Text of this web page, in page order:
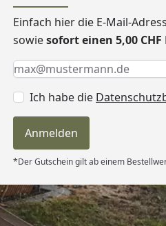
Einfach hier die E-Mail-
sowiesofort einen 5,00
Keine Eingabe erforderlich
Eingabe erforderlich
E-Mail *
Ich habe die
Anmelden
*Der Gutschein gilt ab einem